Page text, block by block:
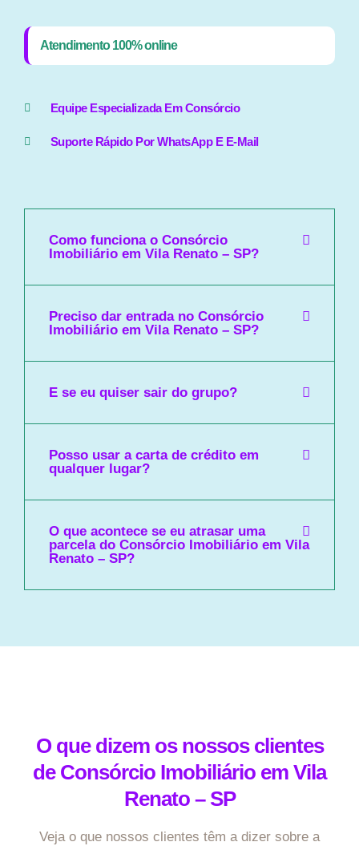
Atendimento 100% online
Equipe Especializada Em Consórcio
Suporte Rápido Por WhatsApp E E-Mail
Como funciona o Consórcio
Imobiliário em Vila Renato – SP?
Preciso dar entrada no Consórcio
Imobiliário em Vila Renato – SP?
E se eu quiser sair do grupo?
Posso usar a carta de crédito em
qualquer lugar?
O que acontece se eu atrasar uma
parcela do Consórcio Imobiliário em Vila
Renato – SP?
O que dizem os nossos clientes
de Consórcio Imobiliário em Vila
Renato – SP
Veja o que nossos clientes têm a dizer sobre a